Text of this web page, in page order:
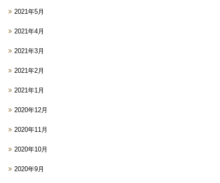
2021年5月
2021年4月
2021年3月
2021年2月
2021年1月
2020年12月
2020年11月
2020年10月
2020年9月